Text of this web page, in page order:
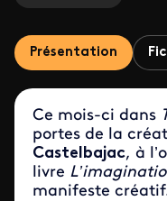
Présentation
Ce mois-ci dans
portes de la
Castelbajac, à
livre
manifeste